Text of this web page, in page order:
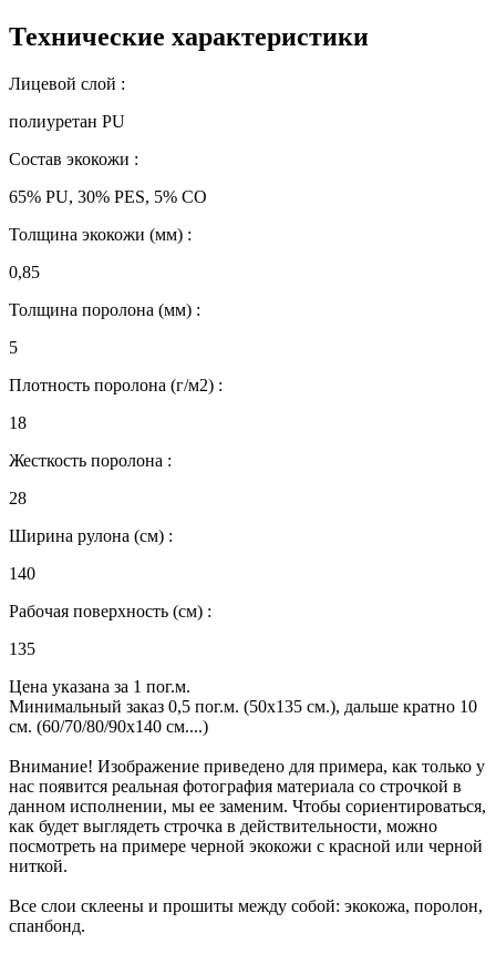
Технические характеристики
Лицевой слой :
полиуретан PU
Состав экокожи :
65% PU, 30% PES, 5% CO
Толщина экокожи (мм) :
0,85
Толщина поролона (мм) :
5
Плотность поролона (г/м2) :
18
Жесткость поролона :
28
Ширина рулона (см) :
140
Рабочая поверхность (см) :
135
Цена указана за 1 пог.м.
Минимальный заказ 0,5 пог.м. (50х135 см.), дальше кратно 10
см. (60/70/80/90х140 см....)
Внимание! Изображение приведено для примера, как только у
нас появится реальная фотография материала со строчкой в
данном исполнении, мы ее заменим. Чтобы сориентироваться,
как будет выглядеть строчка в действительности, можно
посмотреть на примере черной экокожи с красной или черной
ниткой.
Все слои склеены и прошиты между собой: экокожа, поролон,
спанбонд.